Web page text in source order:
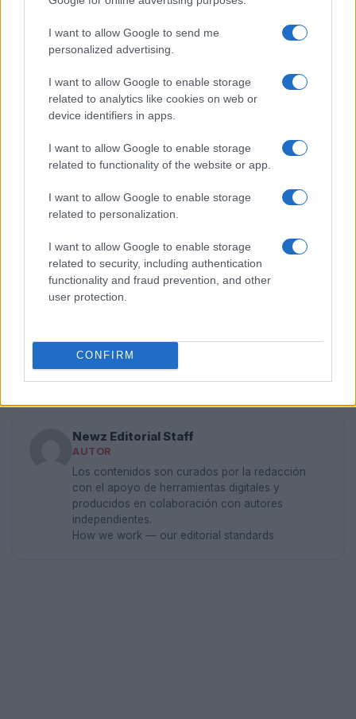
I want to allow Google to send me
personalized advertising.
I want to allow Google to enable storage
related to analytics like cookies on web or
device identifiers in apps.
I want to allow Google to enable storage
related to functionality of the website or app.
I want to allow Google to enable storage
related to personalization.
I want to allow Google to enable storage
related to security, including authentication
functionality and fraud prevention, and other
user protection.
CONFIRM
través de las plataformas mencionadas. La
con las herramientas adecuadas, podrás sumergirte
completamente en la emoción del fútbol argentino.
Newz Editorial Staff
AUTOR
Los contenidos son curados por la redacción
con el apoyo de herramientas digitales y
producidos en colaboración con autores
independientes.
How we work — our editorial standards